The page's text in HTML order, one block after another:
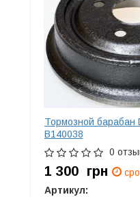
Тормозной барабан
B140038
0
1 300 грн
Артикул: